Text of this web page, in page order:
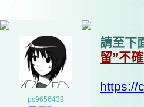
pc9656439
請至下
留”不
https://